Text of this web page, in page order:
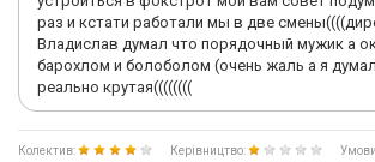
раз и кстати работали мы в две
Владислав думал что порядочный мужик а
барохлом и болоболом (очень жаль а я
реально крутая((((((((
Колектив: Керівництво: